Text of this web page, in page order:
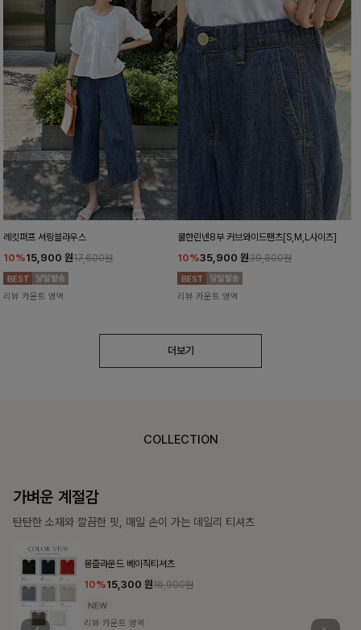
레킷퍼프 셔링블라우스
10%15,900 원17,600원
리뷰 카운트 영역
쿨한린넨8부 커브와이드팬츠[S,M,L사이즈]
10%35,900 원39,800원
리뷰 카운트 영역
더보기
COLLECTION
가장 쉬운 코디
특별한 날부터 일상까지 함께하는 룩
쥬빌스트링 포켓원피스
17%48,900원58,900원
리뷰 카운트 영역